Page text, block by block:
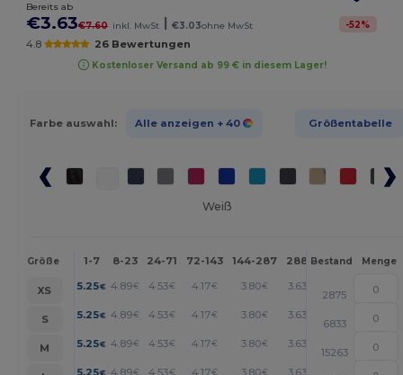
Bereits ab
€3.63€7.60 inkl. MwSt | €3.03ohne MwSt -52%
4.8 26 Bewertungen
Kostenloser Versand ab 99 € in diesem Lager!
Farbe auswahl: Alle anzeigen + 40 Größentabelle
Weiß
Größe 1-7 8-23 24-71 72-143 144-287 288 + Mehr
Bestand Menge
XS 5.25€ 4.89€ 4.53€ 4.17€ 3.80€ 3.63 +
2875
S
5.25€ 4.89€ 4.53€ 4.17€ 3.80€ 3.63 +
6833
M
5.25€ 4.89€ 4.53€ 4.17€ 3.80€ 3.63 +
15263
€ € € € €